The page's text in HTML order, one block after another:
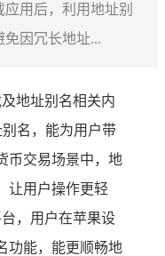
用后，利用地址别
因冗长地址...
地址别名相关内
名，能为用户带
币交易场景中，地
让用户操作更轻
，用户在苹果设
功能，能更顺畅地